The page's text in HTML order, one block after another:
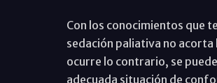
Con los conocimientos que
sedación paliativa no acorta
ocurre lo contrario, se
adecuada situación de